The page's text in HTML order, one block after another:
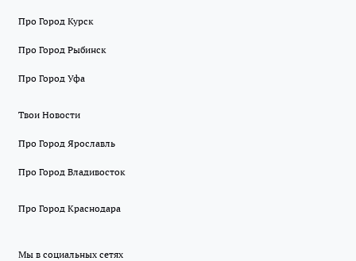
Про Город Курск
Про Город Рыбинск
Про Город Уфа
Твои Новости
Про Город Ярославль
Про Город Владивосток
Про Город Краснодара
Мы в социальных сетях